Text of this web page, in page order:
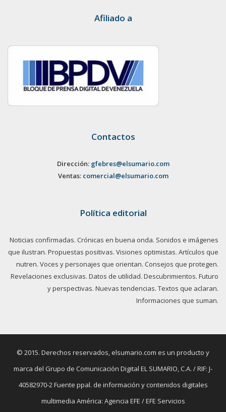
Afiliado a
Contactos
Dirección: gfebres@elsumario.com
Ventas: comercial@elsumario.com
Política editorial
Noticias confirmadas. Crónicas en buena onda. Sonidos e imágenes
que ilustran. Propuestas positivas. Visiones optimistas. Artículos que
nutren. Voces y personajes que orientan. Consejos que protegen.
Revelaciones exclusivas. Datos de utilidad. Descubrimientos. Futuro
y perspectivas. Nuevas tendencias. Textos que aclaran.
Informaciones que suman.
© 2015. Derechos reservados, elsumario.com es un producto y
marca del Grupo de Comunicación Digital EL SUMARIO, C.A. / RIF: J-
40582970-2 Fuente ppal. de información y contenidos digitales
multimedia América: Agencia EFE / EFE Servicios